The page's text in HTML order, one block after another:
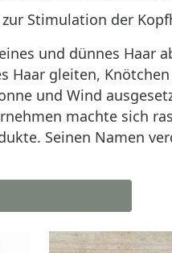
Stimulation der
und dünnes
Haar gleiten,
und Wind
machte sich
Seinen Namen